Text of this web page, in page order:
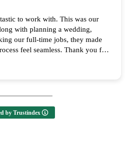
to work with. This was our
with planning a wedding,
our full-time jobs, they made
feel seamless. Thank you for
by Trustindex